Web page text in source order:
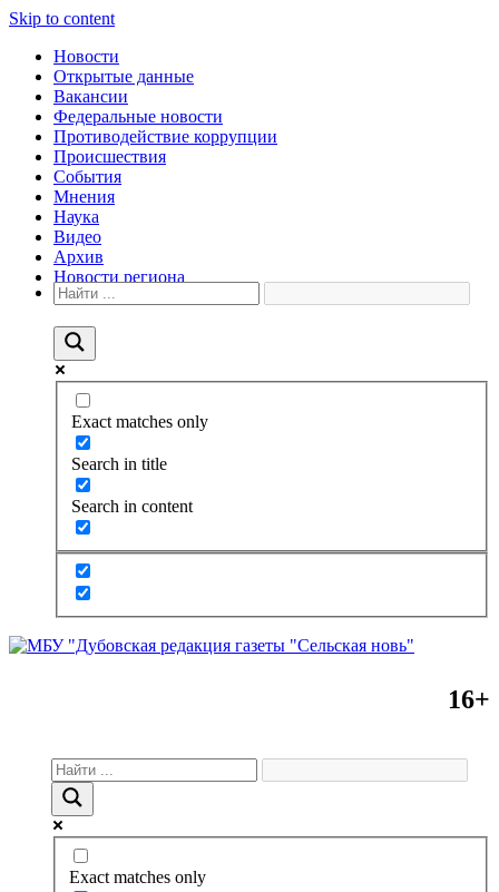
Skip to content
Новости
Открытые данные
Вакансии
Федеральные новости
Противодействие коррупции
Происшествия
События
Мнения
Наука
Видео
Архив
Новости региона
Exact matches only
Search in title
Search in content
16+
Exact matches only